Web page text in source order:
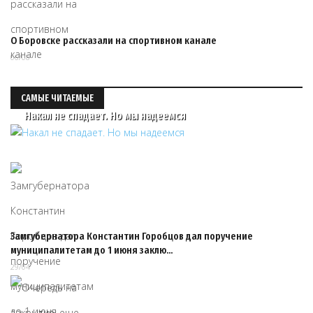
О Боровске рассказали на спортивном канале
06/08
САМЫЕ ЧИТАЕМЫЕ
Накал не спадает. Но мы надеемся
Замгубернатора Константин Горобцов дал поручение
муниципалитетам до 1 июня заклю…
29/04